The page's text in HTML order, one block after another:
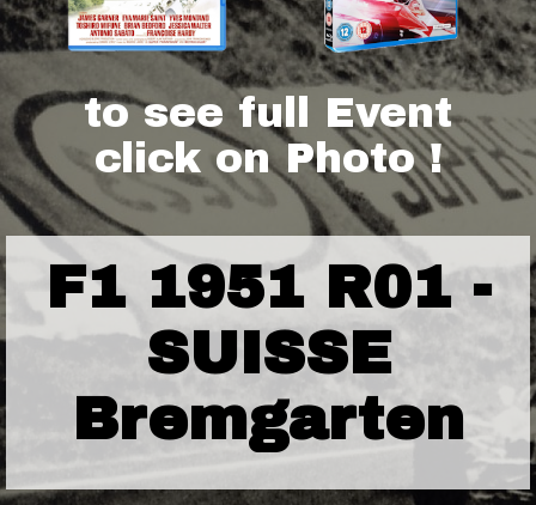
to see full Event
click on Photo !
F1 1951 R01 -
SUISSE
Bremgarten